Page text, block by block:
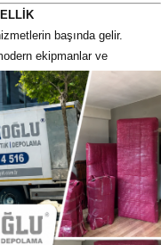
başında gelir.
ekipmanlar ve